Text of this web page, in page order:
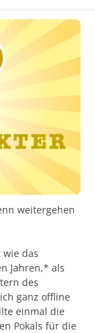
weitergehen
das
Jahren,* als
des
ganz offline
einmal die
Pokals für die